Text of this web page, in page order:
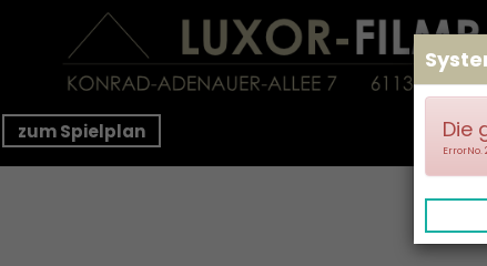
zum Spielplan Die
ErrorNo.